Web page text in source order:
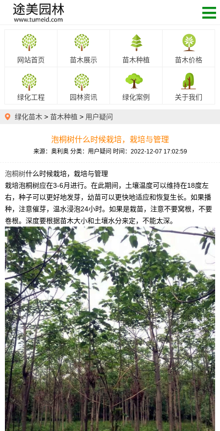
网站首页 苗木展示 苗木种植 苗木价格
绿化工程 园林资讯 绿化案例 关于我们
绿化苗木 > 苗木种植 > 用户疑问
泡桐树什么时候栽培，栽培与管理
来源：奥利奥 分类：用户疑问 时间：2022-12-07 17:02:59
泡桐树什么时候栽培，栽培与管理
栽培泡桐树应在3-6月进行。在此期间，土壤温度可以维持在18度左
右，种子可以更好地发芽，幼苗可以更快地适应和恢复生长。如果播
种，注意催芽，温水浸泡24小时。如果是栽苗，注意不要窝根，不要
卷根。深度要根据苗木大小和土壤水分来定，不能太深。